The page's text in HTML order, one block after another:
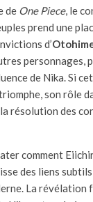
de One Piece, le
prend une
d’
personnages,
de Nika. Si
son rôle
résolution des
comment
des liens
La révélation